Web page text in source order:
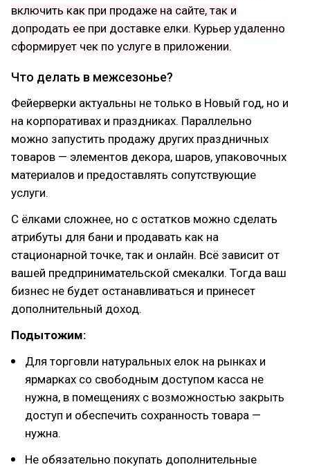
включить как при продаже на сайте, так и
допродать ее при доставке елки. Курьер удаленно
сформирует чек по услуге в приложении.
Что делать в межсезонье?
Фейерверки актуальны не только в Новый год, но и
на корпоративах и праздниках. Параллельно
можно запустить продажу других праздничных
товаров — элементов декора, шаров, упаковочных
материалов и предоставлять сопутствующие
услуги.
С ёлками сложнее, но с остатков можно сделать
атрибуты для бани и продавать как на
стационарной точке, так и онлайн. Всё зависит от
вашей предпринимательской смекалки. Тогда ваш
бизнес не будет останавливаться и принесет
дополнительный доход.
Подытожим:
Для торговли натуральных елок на рынках и
ярмарках со свободным доступом касса не
нужна, в помещениях с возможностью закрыть
доступ и обеспечить сохранность товара —
нужна.
Не обязательно покупать дополнительные